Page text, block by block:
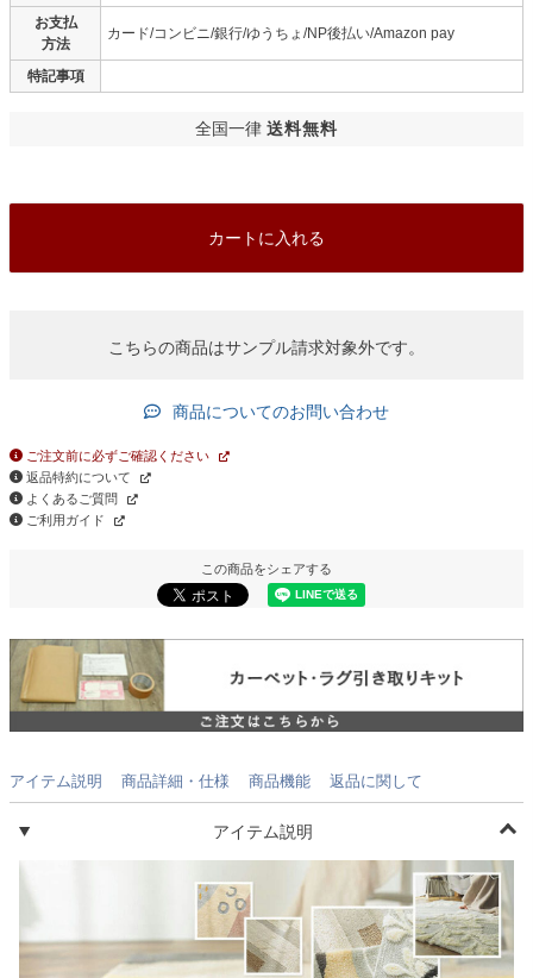
カートに入れる
お支払
方法
カード/コンビニ/銀行/ゆうちょ/NP後払い/Amazon pay
特記事項
全国一律 送料無料
こちらの商品はサンプル請求対象外です。
商品についてのお問い合わせ
ご注文前に必ずご確認ください
返品特約について
よくあるご質問
ご利用ガイド
この商品をシェアする
アイテム説明 商品詳細・仕様 商品機能 返品に関して
アイテム説明